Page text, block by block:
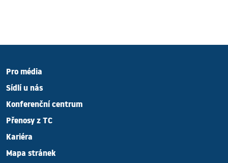
Pro média
Sídlí u nás
Konferenční centrum
Přenosy z TC
Kariéra
Mapa stránek